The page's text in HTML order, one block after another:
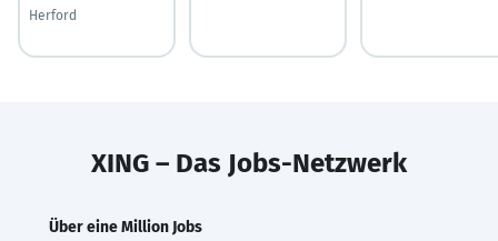
Herford
XING – Das Jobs-Netzwerk
Über eine Million Jobs